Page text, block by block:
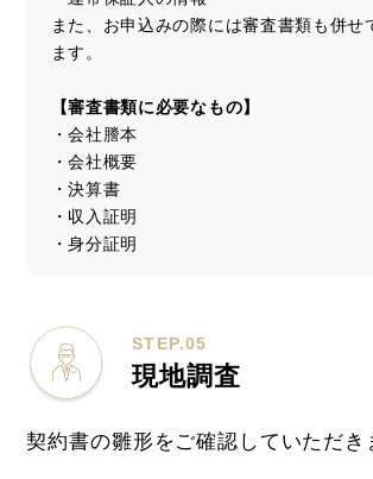
また、お申込みの際には審査書類も併せ
ます。
【審査書類に必要なもの】
・会社謄本
・会社概要
・決算書
・収入証明
・身分証明
STEP.05
現地調査
契約書の雛形をご確認していただき